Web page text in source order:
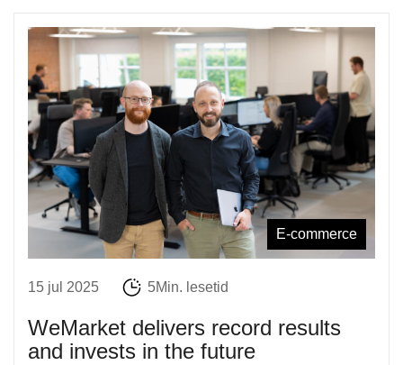
E-commerce
15 jul 2025 5Min. lesetid
WeMarket delivers record results
and invests in the future